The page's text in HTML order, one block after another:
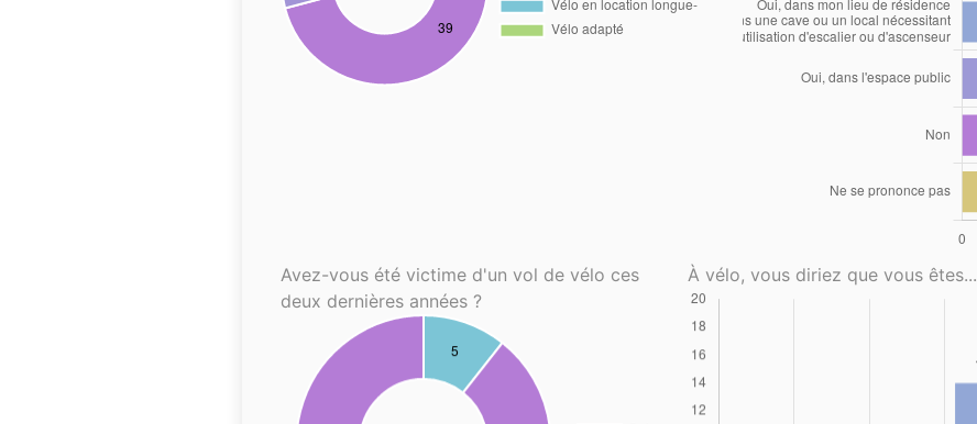
Avez-vous été victime d'un vol de vélo ces
deux dernières années ?
À vélo, vous diriez que vous êtes...